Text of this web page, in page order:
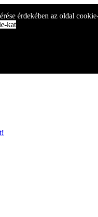
érdekében az oldal
kat